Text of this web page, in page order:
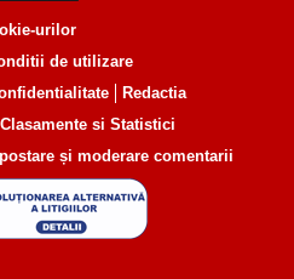
urilor
de utilizare
Redactia
și moderare comentarii